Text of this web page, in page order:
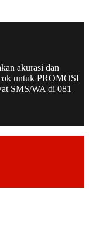
akurasi dan
untuk PROMOSI
SMS/WA di 081